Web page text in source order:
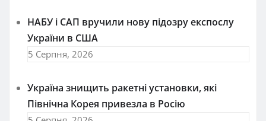
НАБУ і САП вручили нову підозру експослу
України в США
5 Серпня, 2026
Україна знищить ракетні установки, які
Північна Корея привезла в Росію